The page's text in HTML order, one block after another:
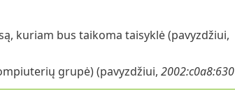
kuriam bus taikoma taisyklė (pavyzdžiui,
grupė) (pavyzdžiui,